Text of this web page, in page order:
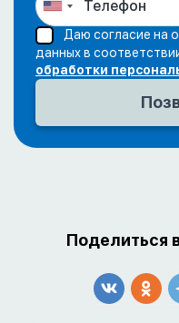
Даю согласие на
данных в
обработки
Поделиться